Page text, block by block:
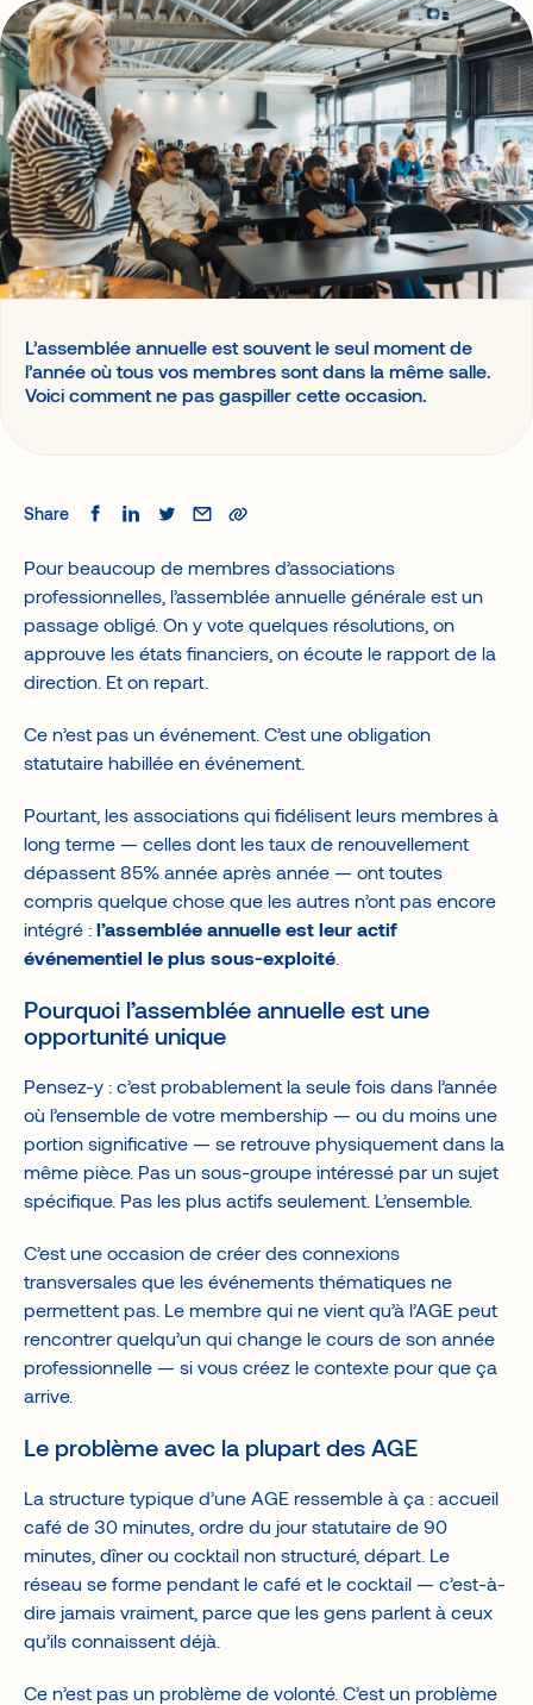
Logistique événementielle
Agences et Organisateurs
Banques
Associations
Gouvernements
Acteurs de jumelage
Un accélérateur de valeur pour votre événement
Notre plateforme de jumelage intelligent facilite le
réseautage lors d’événements d’affaires et réunit
l’ensemble des activités offertes, rehaussant l’expérience
globale.
L’assemblée annuelle est souvent le seul moment de
l’année où tous vos membres sont dans la même salle.
Voici comment ne pas gaspiller cette occasion.
Share
Pour beaucoup de membres d’associations
professionnelles, l’assemblée annuelle générale est un
passage obligé. On y vote quelques résolutions, on
approuve les états financiers, on écoute le rapport de la
direction. Et on repart.
Ce n’est pas un événement. C’est une obligation
statutaire habillée en événement.
Pourtant, les associations qui fidélisent leurs membres à
long terme — celles dont les taux de renouvellement
dépassent 85% année après année — ont toutes
compris quelque chose que les autres n’ont pas encore
intégré : l’assemblée annuelle est leur actif
événementiel le plus sous-exploité
Pourquoi l’assemblée annuelle est une
opportunité unique
Pensez-y : c’est probablement la seule fois dans l’année
où l’ensemble de votre membership — ou du moins une
portion significative — se retrouve physiquement dans la
même pièce. Pas un sous-groupe intéressé par un sujet
spécifique. Pas les plus actifs seulement. L’ensemble.
C’est une occasion de créer des connexions
transversales que les événements thématiques ne
permettent pas. Le membre qui ne vient qu’à l’AGE peut
rencontrer quelqu’un qui change le cours de son année
professionnelle — si vous créez le contexte pour que ça
arrive.
Le problème avec la plupart des AGE
La structure typique d’une AGE ressemble à ça : accueil
café de 30 minutes, ordre du jour statutaire de 90
minutes, dîner ou cocktail non structuré, départ. Le
réseau se forme pendant le café et le cocktail — c’est-à-
dire jamais vraiment, parce que les gens parlent à ceux
qu’ils connaissent déjà.
Ce n’est pas un problème de volonté. C’est un problème